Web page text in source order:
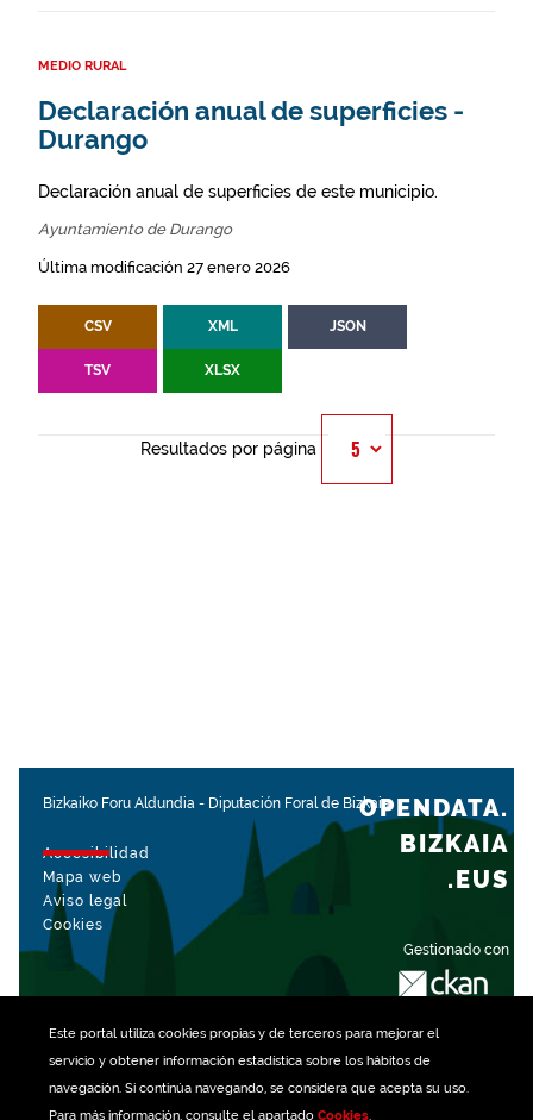
Este portal utiliza cookiespropias y de terceros para mejorar el
servicio y obtener información estadística sobre los hábitos de
navegación. Si continúa navegando, se considera que acepta su uso.
Para más información, consulte el apartado Cookies.
MEDIO RURAL
Declaración anual de superficies -
Durango
Declaración anual de superficies de este municipio.
Ayuntamiento de Durango
Última modificación 27 enero 2026
CSV XML JSON
TSV XLSX
Resultados por página
Bizkaiko Foru Aldundia - Diputación Foral de Bizkaia
Accesibilidad
Mapa web
Aviso legal
Cookies
Gestionado con
OPENDATA.
BIZKAIA
.EUS